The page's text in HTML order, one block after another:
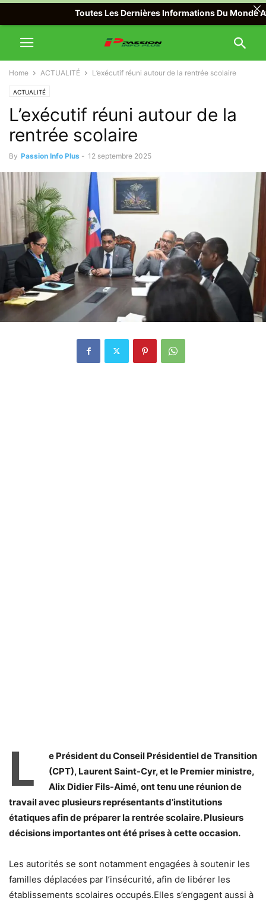
Home ACTUALITÉ L’exécutif réuni autour de la rentrée scolaire
ACTUALITÉ
L’exécutif réuni autour de la
rentrée scolaire
By Passion Info Plus - 12 septembre 2025
L
e Président du Conseil Présidentiel de Transition
(CPT), Laurent Saint-Cyr, et le Premier ministre,
Alix Didier Fils-Aimé, ont tenu une réunion de
travail avec plusieurs représentants d’institutions
étatiques afin de préparer la rentrée scolaire. Plusieurs
décisions importantes ont été prises à cette occasion.
Les autorités se sont notamment engagées à soutenir les
familles déplacées par l’insécurité, afin de libérer les
établissements scolaires occupés.Elles s’engagent aussi à
Toutes Les Dernières Informations Du Monde